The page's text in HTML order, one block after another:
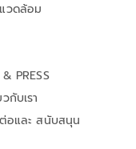
วดล้อม
& PRESS
กับเรา
อและ สนับสนุน